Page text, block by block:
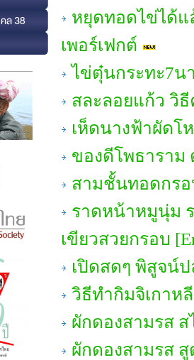
หยุดทอดไข่ได้แ
เพอร์เฟกต์
ไข่ตุ๋นกระทะ7น
สละลอยแก้ว วิ
เห็ดนางฟ้าผัดโ
ของดีโพธาราม
สามชั้นทอดกร
ราดหน้าหมูนุ่ม
เขียวสวยกรอบ
เปิดสดๆ พิสูจน์
วิธีทำกิมจิเกาห
ผักดองสามรส
ผักดองสามรส